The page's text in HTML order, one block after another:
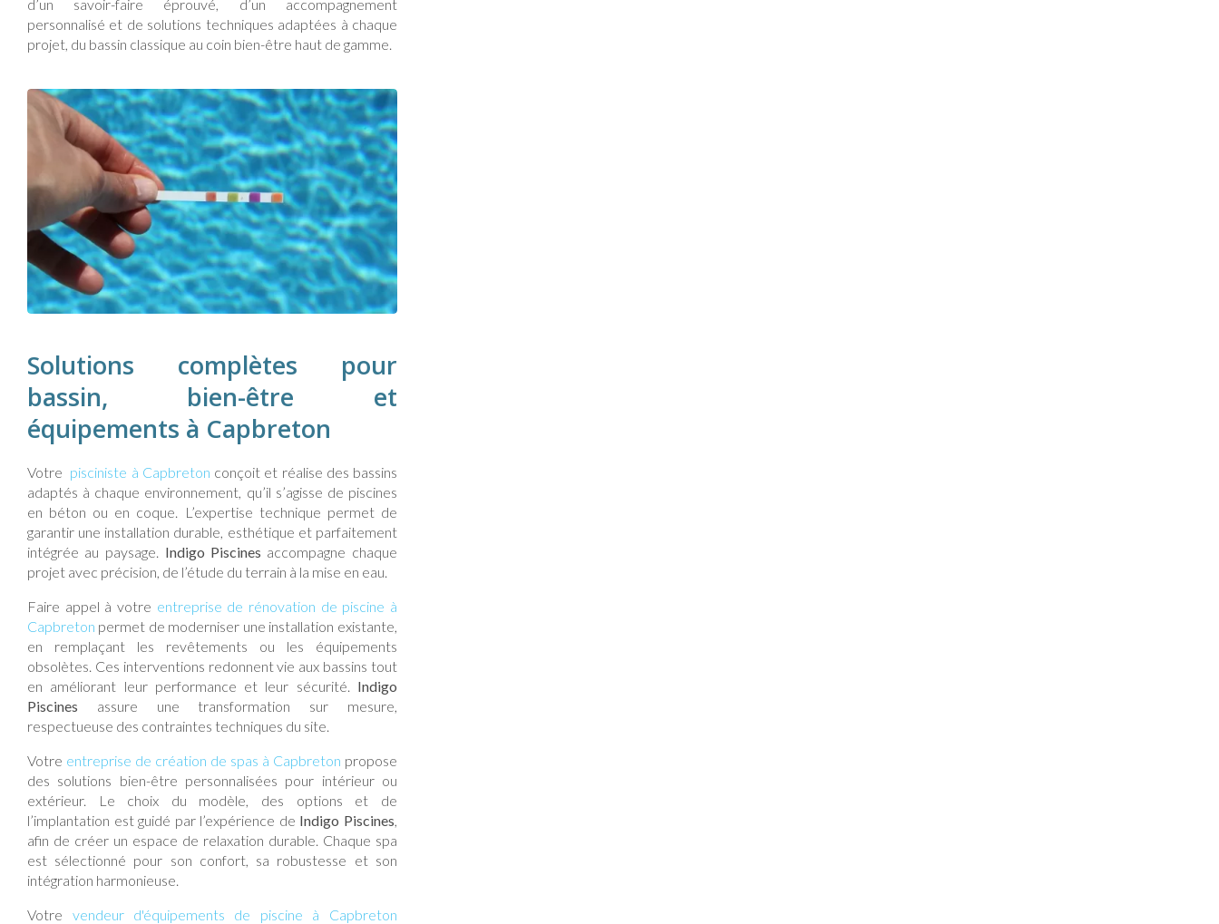
d’un savoir-faire éprouvé, d’un accompagnement
personnalisé et de solutions techniques adaptées à chaque
projet, du bassin classique au coin bien-être haut de gamme.
Solutions complètes pour
bassin, bien-être et
équipements à Capbreton
Votre pisciniste à Capbreton conçoit et réalise des bassins
adaptés à chaque environnement, qu’il s’agisse de piscines
en béton ou en coque. L’expertise technique permet de
garantir une installation durable, esthétique et parfaitement
intégrée au paysage. Indigo Piscines accompagne chaque
projet avec précision, de l’étude du terrain à la mise en eau.
Faire appel à votre entreprise de rénovation de piscine à
Capbreton permet de moderniser une installation existante,
en remplaçant les revêtements ou les équipements
obsolètes. Ces interventions redonnent vie aux bassins tout
en améliorant leur performance et leur sécurité. Indigo
Piscines assure une transformation sur mesure,
respectueuse des contraintes techniques du site.
Votre entreprise de création de spas à Capbreton propose
des solutions bien-être personnalisées pour intérieur ou
extérieur. Le choix du modèle, des options et de
l’implantation est guidé par l’expérience de Indigo Piscines
afin de créer un espace de relaxation durable. Chaque spa
est sélectionné pour son confort, sa robustesse et son
intégration harmonieuse.
Votre vendeur d'équipements de piscine à Capbreton